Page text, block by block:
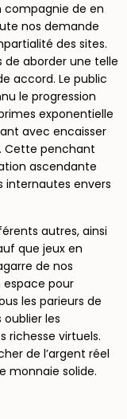
compagnie de en
nos demande
des sites.
aborder une telle
accord. Le public
le progression
exponentielle
avec encaisser
Cette penchant
ascendante
internautes envers
autres, ainsi
que jeux en
de nos
pour
les parieurs de
les
richesse virtuels.
de l’argent réel
monnaie solide.